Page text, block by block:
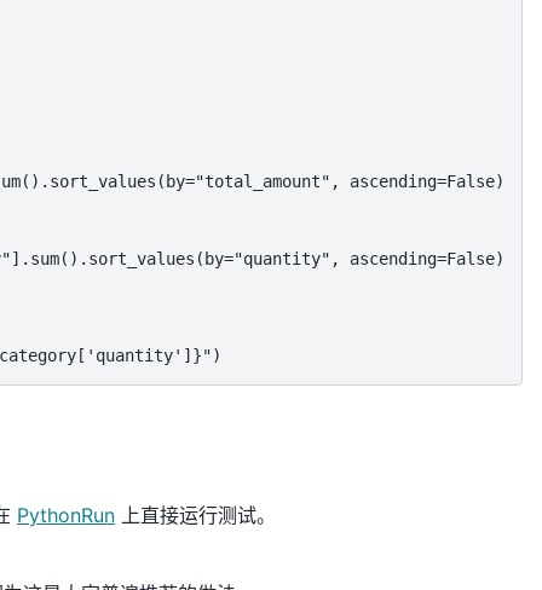
ascending=False)
ascending=False)
PythonRun 上直接运行测试。